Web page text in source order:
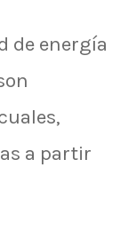
de energía
a partir